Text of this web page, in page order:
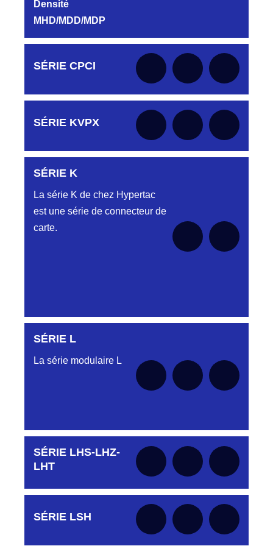
Densité
MHD/MDD/MDP
Aucune pièce disponible pour cette série pour
le moment
SÉRIE CPCI
Aucune pièce disponible pour cette série pour
le moment
SÉRIE KVPX
Aucune pièce disponible pour cette série pour
SÉRIE K
La série K de chez Hypertac
est une série de connecteur de
carte.
Aucune pièce disponible pour cette série pour
SÉRIE L
La série modulaire L
Aucune pièce disponible pour cette série pour
le moment
SÉRIE LHS-LHZ-
LHT
Aucune pièce disponible pour cette série pour
le moment
SÉRIE LSH